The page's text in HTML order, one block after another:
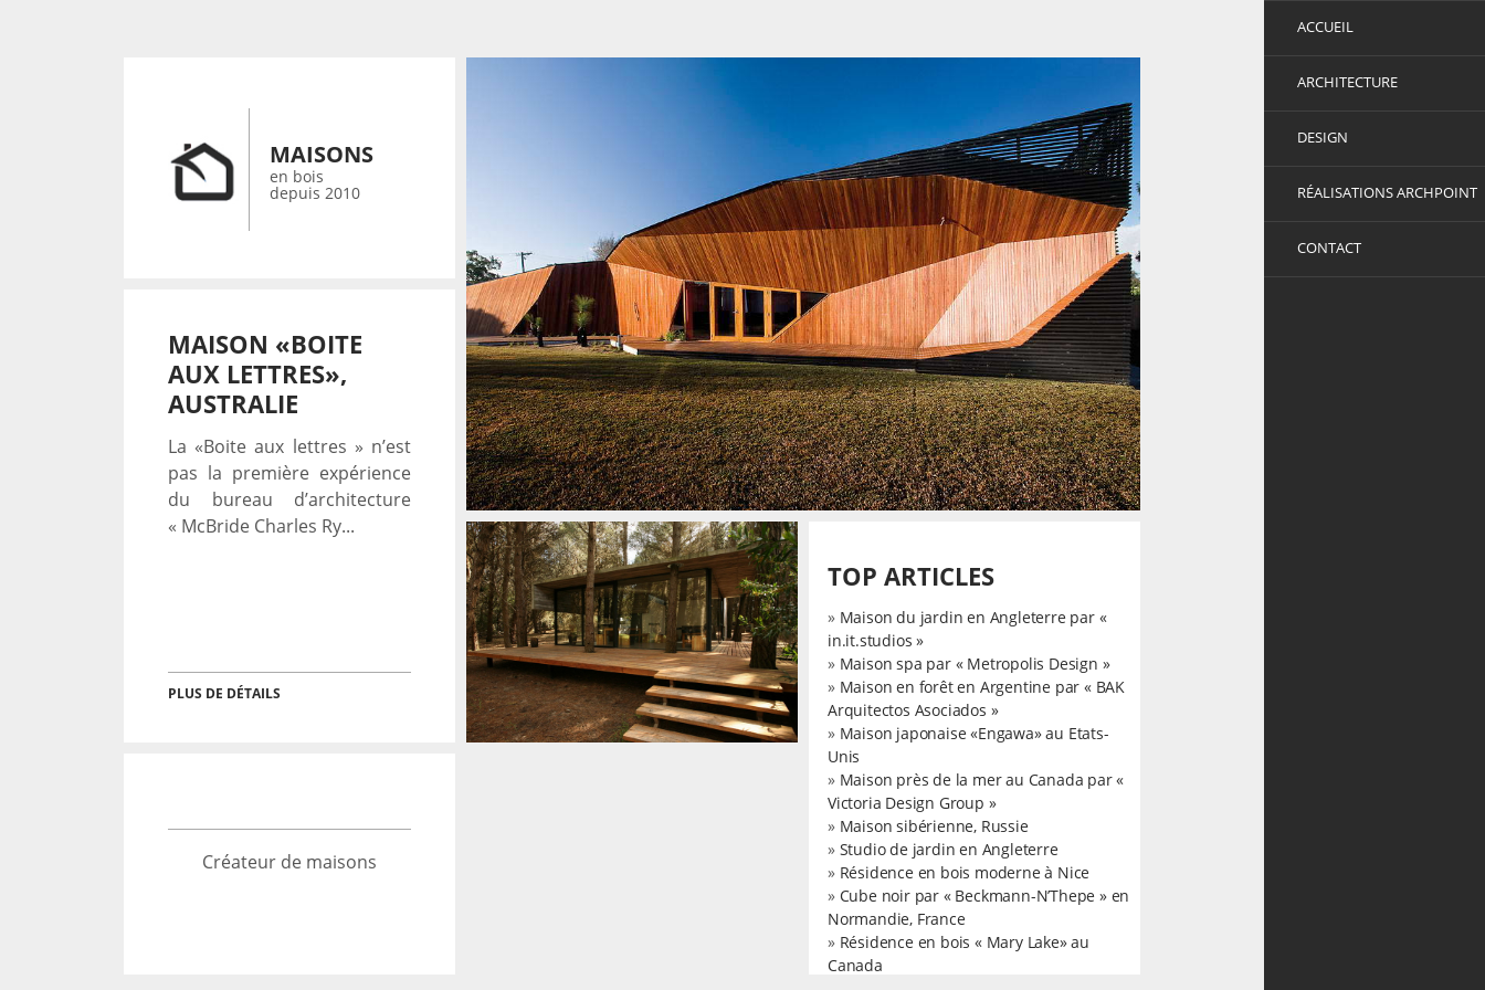
ACCUEIL
ARCHITECTURE
DESIGN
RÉALISATIONS ARCHPOINT
CONTACT
MAISONS
en bois
depuis 2010
MAISON «BOITE
AUX LETTRES»,
AUSTRALIE
La «Boite aux lettres » n’est
pas la première expérience
du bureau d’architecture
« McBride Charles Ry...
PLUS DE DÉTAILS
ASOCIADOS »
Architecture
TOP ARTICLES
» Maison du jardin en Angleterre par «
in.it.studios »
» Maison spa par « Metropolis Design »
» Maison en forêt en Argentine par « BAK
Arquitectos Asociados »
» Maison japonaise «Engawa» au Etats-
Unis
» Maison près de la mer au Canada par «
Victoria Design Group »
» Maison sibérienne, Russie
» Studio de jardin en Angleterre
» Résidence en bois moderne à Nice
» Cube noir par « Beckmann-N’Thepe » en
Normandie, France
» Résidence en bois « Mary Lake» au
Canada
Créateur de maisons